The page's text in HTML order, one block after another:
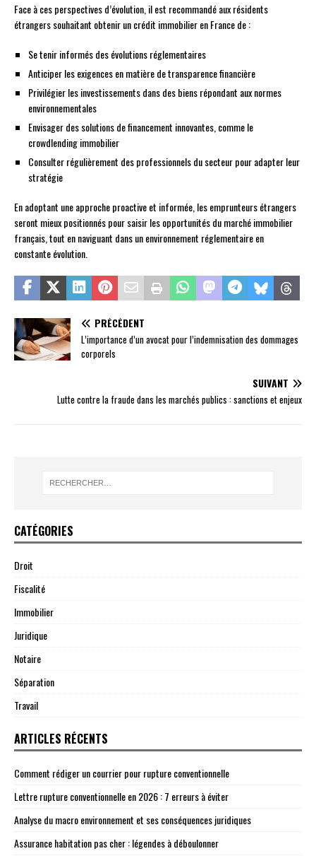
Face à ces perspectives d’évolution, il est recommandé aux résidents
étrangers souhaitant obtenir un crédit immobilier en France de :
Se tenir informés des évolutions réglementaires
Anticiper les exigences en matière de transparence financière
Privilégier les investissements dans des biens répondant aux normes
environnementales
Envisager des solutions de financement innovantes, comme le
crowdlending immobilier
Consulter régulièrement des professionnels du secteur pour adapter leur
stratégie
En adoptant une approche proactive et informée, les emprunteurs étrangers
seront mieux positionnés pour saisir les opportunités du marché immobilier
français, tout en naviguant dans un environnement réglementaire en
constante évolution.
PRÉCÉDENT
L’importance d’un avocat pour l’indemnisation des dommages
corporels
SUIVANT
Lutte contre la fraude dans les marchés publics : sanctions et enjeux
CATÉGORIES
Droit
Fiscalité
Immobilier
Juridique
Notaire
Séparation
Travail
ARTICLES RÉCENTS
Comment rédiger un courrier pour rupture conventionnelle
Lettre rupture conventionnelle en 2026 : 7 erreurs à éviter
Analyse du macro environnement et ses conséquences juridiques
Assurance habitation pas cher : légendes à déboulonner